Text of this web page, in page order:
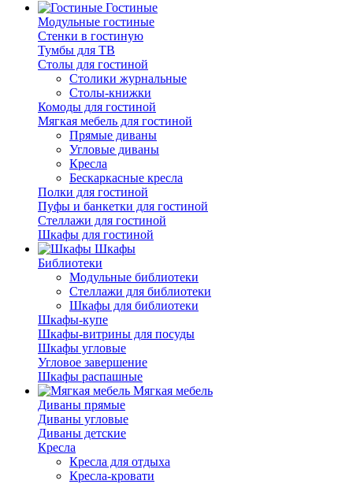
Гостиные
Модульные гостиные
Стенки в гостиную
Тумбы для ТВ
Столы для гостиной
Столики журнальные
Столы-книжки
Комоды для гостиной
Мягкая мебель для гостиной
Прямые диваны
Угловые диваны
Кресла
Бескаркасные кресла
Полки для гостиной
Пуфы и банкетки для гостиной
Стеллажи для гостиной
Шкафы для гостиной
Шкафы
Библиотеки
Модульные библиотеки
Стеллажи для библиотеки
Шкафы для библиотеки
Шкафы-купе
Шкафы-витрины для посуды
Шкафы угловые
Угловое завершение
Шкафы распашные
Мягкая мебель
Диваны прямые
Диваны угловые
Диваны детские
Кресла
Кресла для отдыха
Кресла-кровати